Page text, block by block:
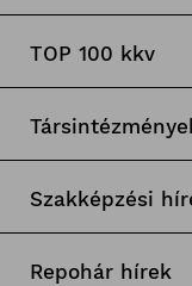
TOP 100 kkv
Szakképzési
Repohár hírek